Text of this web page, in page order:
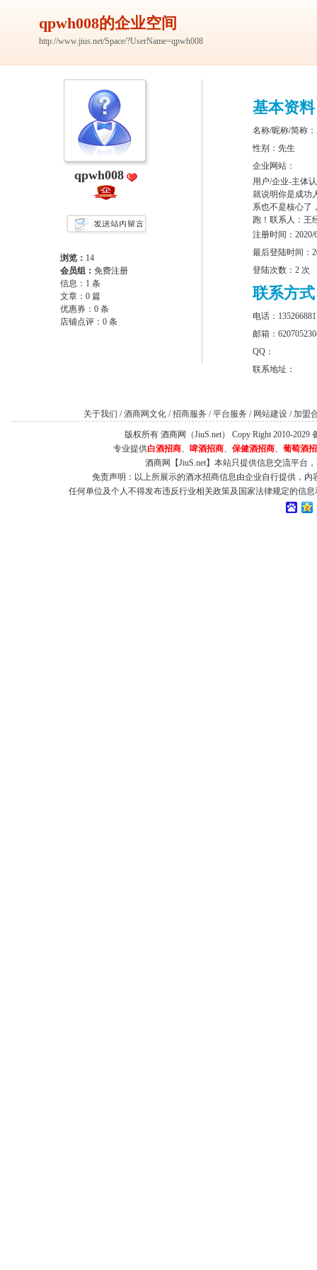
qpwh008的企业空间
http://www.jius.net/Space/?UserName=qpwh008
qpwh008
浏览： 14
会员组： 免费注册
信息：1 条
文章：0 篇
优惠券：0 条
店铺点评：0 条
基本资料
名称/昵称/简称
性别：先生
企业网站：
用户/企业-主体
就说明你是成功
系也不是核心了
跑！联系人：王
注册时间：2020/
最后登陆时间：
登陆次数：2 次
联系方式
电话：
邮箱：
QQ：
联系地址：
关于我们 /酒商网文化 /招商服务 /平台服务 / 网站建设 /加盟
版权所有 酒商网（JiuS.net） Copy Right 2010-2029
专业提供白酒招商、 啤酒招商、 保健酒招商、 葡萄酒
酒商网【JiuS.net】本站只提供信息交流平台
免责声明：以上所展示的酒水招商信息由企业自行提供，
任何单位及个人不得发布违反行业相关政策及国家法律规定的信